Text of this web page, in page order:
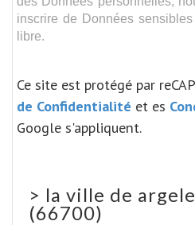
inscrire de Données
libre.
Ce site est protégé par
de Confidentialité et es
Google s'appliquent.
> la ville de
(66700)